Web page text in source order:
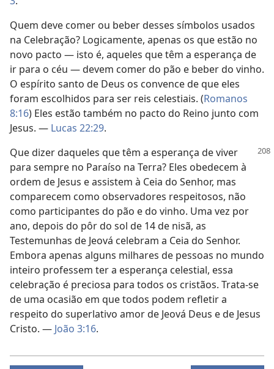
Quem deve comer ou beber desses símbolos usados
na Celebração? Logicamente, apenas os que estão no
novo pacto — isto é, aqueles que têm a esperança de
ir para o céu — devem comer do pão e beber do vinho.
O espírito santo de Deus os convence de que eles
foram escolhidos para ser reis celestiais. (Romanos
8:16) Eles estão também no pacto do Reino junto com
Jesus. — Lucas 22:29.
Que dizer daqueles que têm a esperança de viver
para sempre no Paraíso na Terra? Eles obedecem à
ordem de Jesus e assistem à Ceia do Senhor, mas
comparecem como observadores respeitosos, não
como participantes do pão e do vinho. Uma vez por
ano, depois do pôr do sol de 14 de nisã, as
Testemunhas de Jeová celebram a Ceia do Senhor.
Embora apenas alguns milhares de pessoas no mundo
inteiro professem ter a esperança celestial, essa
celebração é preciosa para todos os cristãos. Trata-se
de uma ocasião em que todos podem refletir a
respeito do superlativo amor de Jeová Deus e de Jesus
Cristo. — João 3:16.